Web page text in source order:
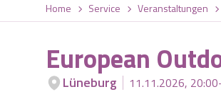
Home Service Veranstaltungen
European
Lüneburg 11.11.2026,